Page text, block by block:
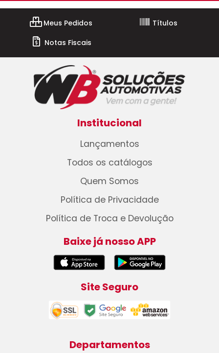
Meus Pedidos
Títulos
Notas Fiscais
Institucional
Lançamentos
Todos os catálogos
Quem Somos
Política de Privacidade
Política de Troca e Devolução
Baixe já nosso APP
Site Seguro
Departamentos